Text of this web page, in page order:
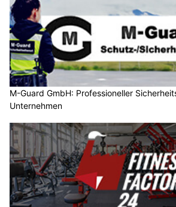
M-Guard GmbH: Professioneller
Unternehmen